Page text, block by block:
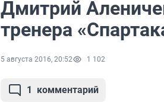
Дмитрий
тренера
5 августа 2016, 20:52 1 102
1 комментарий